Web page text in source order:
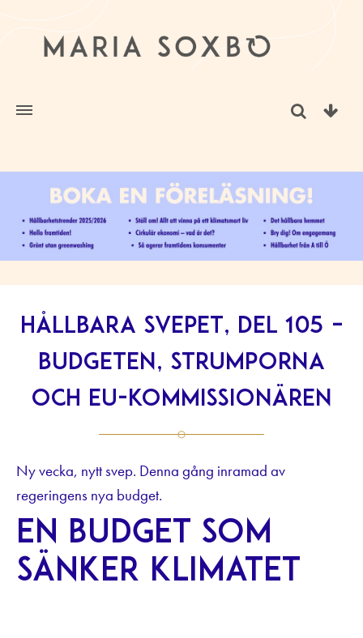
Hållbara svepet, del 105 –
budgeten, strumporna
och EU-kommissionären
Ny vecka, nytt svep. Denna gång inramad av
regeringens nya budget.
En budget som
sänker klimatet